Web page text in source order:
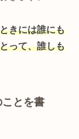
きには誰にも
って、誰しも
とを書